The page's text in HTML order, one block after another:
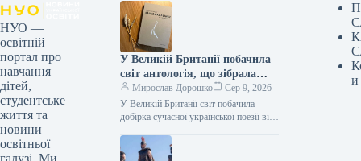
НУО —
освітній
портал про
навчання
дітей,
студентське
життя та
новини
освітньої
галузі. Ми
У Великій Британії побачила
світ антологія, що зібрала
твори дванадцяти
українських поетес, а у Швеції
видано збірку текстів
Мирослав Дорошко
Сер 9, 2026
У Великій Британії світ побачила
добірка сучасної української поезії від
Ukrainian Women’s Poetry. До…
и